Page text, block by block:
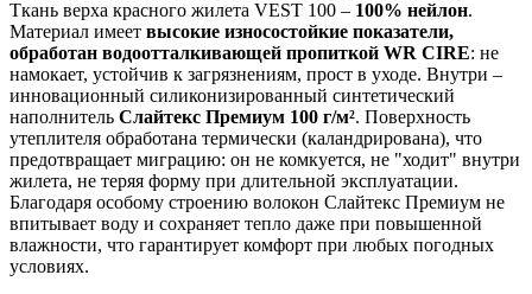
Ткань верха красного жилета VEST 100 – 100% нейлон.
Материал имеет высокие износостойкие показатели,
обработан водоотталкивающей пропиткой WR CIRE: не
намокает, устойчив к загрязнениям, прост в уходе. Внутри –
инновационный силиконизированный синтетический
наполнитель Слайтекс Премиум 100 г/м². Поверхность
утеплителя обработана термически (каландрирована), что
предотвращает миграцию: он не комкуется, не "ходит" внутри
жилета, не теряя форму при длительной эксплуатации.
Благодаря особому строению волокон Слайтекс Премиум не
впитывает воду и сохраняет тепло даже при повышенной
влажности, что гарантирует комфорт при любых погодных
условиях.